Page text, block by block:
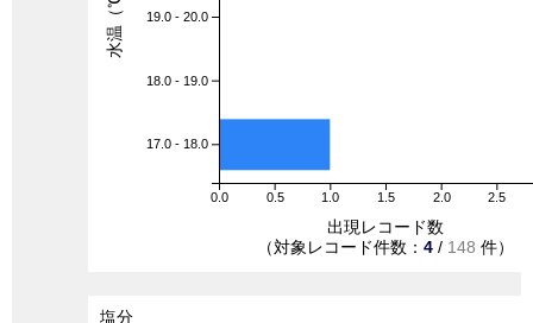
0.0 0.5 1.0 1.5 2.0 2.5
19.0 - 20.0
18.0 - 19.0
17.0 - 18.0
出現レコード数
（対象レコード件数： 4 / 148 件）
水温（℃）
塩分